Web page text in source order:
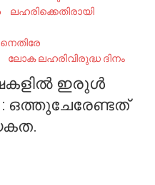
ലഹരിക്കെതിരായി
ലോക ലഹരിവിരുദ്ധ ദിനം
ഇരുൾ
ഒത്തുചേരേണ്ടത്